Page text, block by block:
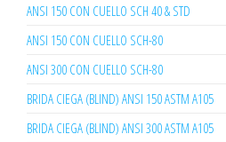
ANSI 150 CON CUELLO SCH 40 & STD
ANSI 150 CON CUELLO SCH-80
ANSI 300 CON CUELLO SCH-80
BRIDA CIEGA (BLIND) ANSI 150 ASTM A105
BRIDA CIEGA (BLIND) ANSI 300 ASTM A105